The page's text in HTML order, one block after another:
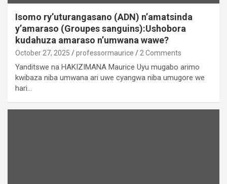
Isomo ry’uturangasano (ADN) n’amatsinda
y’amaraso (Groupes sanguins):Ushobora
kudahuza amaraso n’umwana wawe?
October 27, 2025 professormaurice 2 Comments
Yanditswe na HAKIZIMANA Maurice Uyu mugabo arimo
kwibaza niba umwana ari uwe cyangwa niba umugore we
hari…